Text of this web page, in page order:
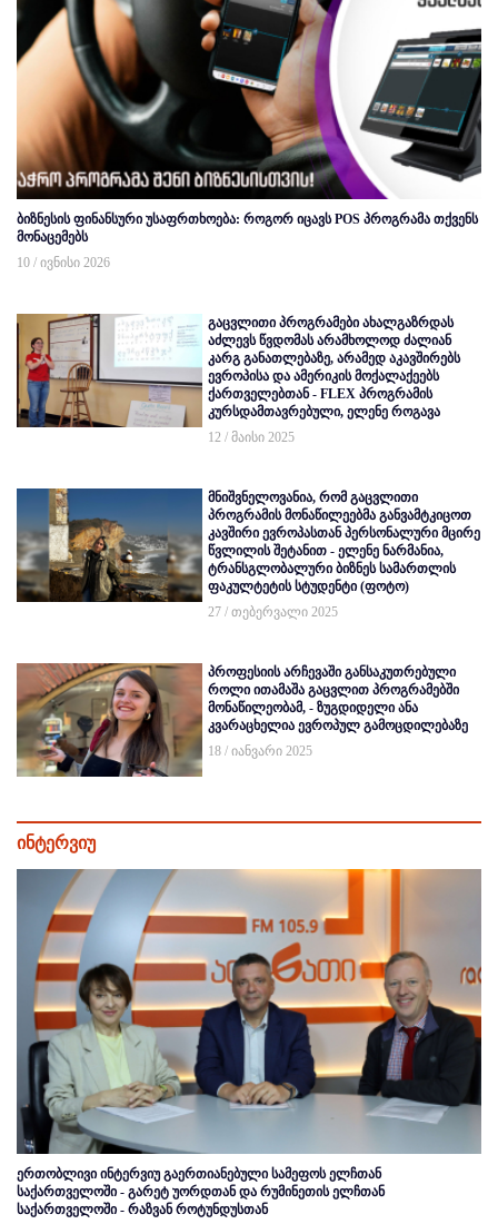
ბიზნესის ფინანსური უსაფრთხოება: როგორ იცავს POS პროგრამა თქვენს
მონაცემებს
10 / ივნისი 2026
გაცვლითი პროგრამები ახალგაზრდას
აძლევს წვდომას არამხოლოდ ძალიან
კარგ განათლებაზე, არამედ აკავშირებს
ევროპისა და ამერიკის მოქალაქეებს
ქართველებთან - FLEX პროგრამის
კურსდამთავრებული, ელენე როგავა
12 / მაისი 2025
მნიშვნელოვანია, რომ გაცვლითი
პროგრამის მონაწილეებმა განვამტკიცოთ
კავშირი ევროპასთან პერსონალური მცირე
წვლილის შეტანით - ელენე ნარმანია,
ტრანსგლობალური ბიზნეს სამართლის
ფაკულტეტის სტუდენტი (ფოტო)
27 / თებერვალი 2025
პროფესიის არჩევაში განსაკუთრებული
როლი ითამაშა გაცვლით პროგრამებში
მონაწილეობამ, - ზუგდიდელი ანა
კვარაცხელია ევროპულ გამოცდილებაზე
18 / იანვარი 2025
ინტერვიუ
ერთობლივი ინტერვიუ გაერთიანებული სამეფოს ელჩთან
საქართველოში - გარეტ უორდთან და რუმინეთის ელჩთან
საქართველოში - რაზვან როტუნდუსთან